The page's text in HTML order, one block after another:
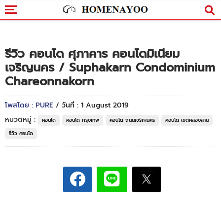
รีวิว คอนโด ศุภาคาร คอนโดมิเนียม
เจริญนคร / Suphakarn Condominium
Chareonnakorn
โพสโดย : PURE / วันที่ : 1 August 2019
หมวดหมู่ :
คอนโด คอนโด กรุงเทพ คอนโด ถนนเจริญนคร
คอนโด เขตคลองสาน
รีวิว คอนโด